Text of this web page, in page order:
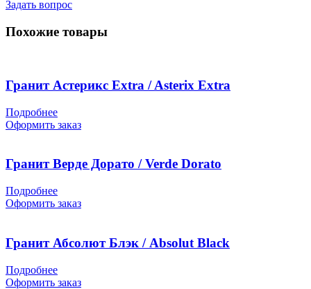
Задать вопрос
Похожие товары
Гранит Астерикс Extra / Asterix Extra
Подробнее
Оформить заказ
Гранит Верде Дорато / Verde Dorato
Подробнее
Оформить заказ
Гранит Абсолют Блэк / Absolut Black
Подробнее
Оформить заказ